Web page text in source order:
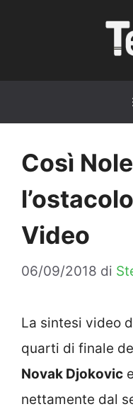
Così
Video
06/09/2018 di
La sintesi video
quarti di finale
Novak Djokovic e
nettamente dal